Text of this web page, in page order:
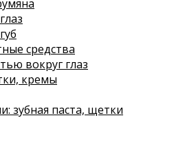
средства
вокруг глаз
кремы
зубная паста, щетки